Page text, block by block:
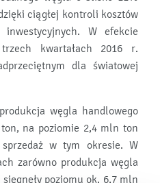
ciągłej kontroli kosztów
W efekcie
kwartałach 2016 r.
dla światowej
węgla handlowego
na poziomie 2,4 mln ton
w tym okresie. W
zarówno produkcja węgla
poziomu ok. 6,7 mln